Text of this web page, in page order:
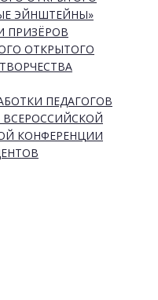
ЭЙНШТЕЙНЫ»
ПРИЗЁРОВ
ОТКРЫТОГО
ПЕДАГОГОВ
КОНФЕРЕНЦИИ